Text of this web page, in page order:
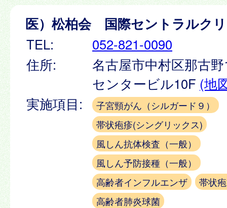
医）松柏会 国際セントラルク
TEL:
052-821-0090
住所:
名古屋市中村区那古
センタービル10F (地
実施項目:
子宮頸がん（シルガード９）
帯状疱疹(シングリックス)
風しん抗体検査（一般）
風しん予防接種（一般）
高齢者インフルエンザ
帯状
高齢者肺炎球菌